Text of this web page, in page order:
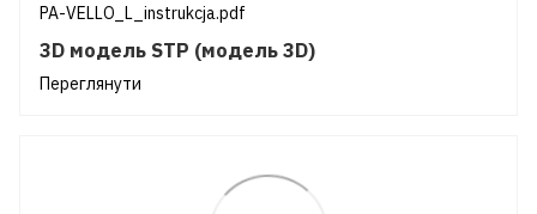
PA-VELLO_L_instrukcja.pdf
3D модель STP (модель 3D)
Переглянути